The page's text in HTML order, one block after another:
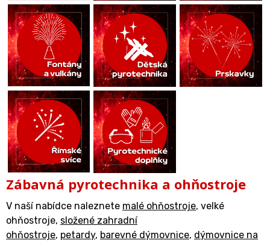
Zábavná pyrotechnika a ohňostroje
V naší nabídce naleznete malé ohňostroje, velké
ohňostroje, složené zahradní
ohňostroje, petardy, barevné dýmovnice, dýmovnice na